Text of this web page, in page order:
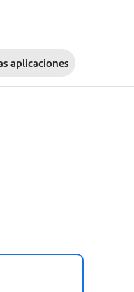
aplicaciones